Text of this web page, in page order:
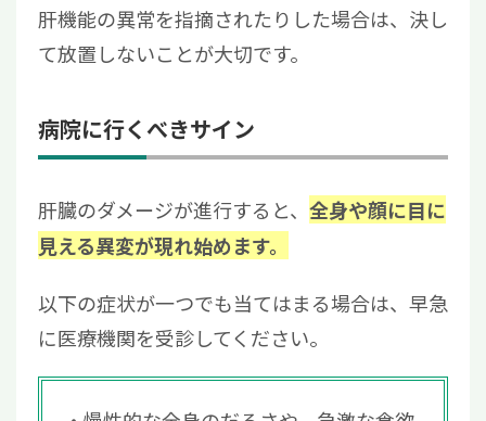
肝機能の異常を指摘されたりした場合は、決し
て放置しないことが大切です。
病院に行くべきサイン
肝臓のダメージが進行すると、 全身や顔に目に
見える異変が現れ始めます。
以下の症状が一つでも当てはまる場合は、早急
に医療機関を受診してください。